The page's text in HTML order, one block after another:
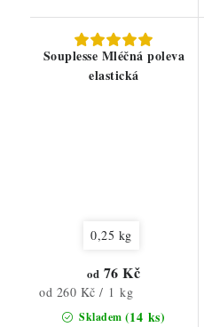
Souplesse Mléčná poleva
elastická
0,25 kg
Skladem (14 ks)
od 76 Kč
Měrná
cena:
od 260 Kč / 1 kg